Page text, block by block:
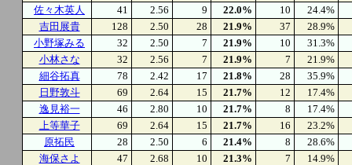
佐々木英人
41 2.56 9 22.0% 10
24.4%
吉田展貴
128 2.50 28 21.9% 37
28.9%
小野塚みる
32 2.50 7 21.9% 10
31.3%
小林さな
32 2.56 7 21.9% 7
21.9%
細谷拓真
78 2.42 17 21.8% 28
35.9%
日野敦斗
69 2.64 15 21.7% 12
17.4%
逸見裕一
46 2.80 10 21.7% 8
17.4%
上等華子
69 2.64 15 21.7% 16
23.2%
原拓民
28 2.50 6 21.4% 8
28.6%
海保さよ
47 2.68 10 21.3% 7
14.9%